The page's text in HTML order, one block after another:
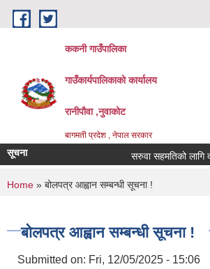
Skip to main content
ककनी गाउँपालिका
गाउँकार्यपालिकाको कार्यालय
रानीपौवा ,नुवाकोट
बागमती प्रदेश , नेपाल सरकार
सूचना सरुवा सहमतिको लागि
You are here
Home » बोलपत्र आह्वान सम्बन्धी सूचना !
बोलपत्र आह्वान सम्बन्धी सूचना !
Submitted on: Fri, 12/05/2025 - 15:06